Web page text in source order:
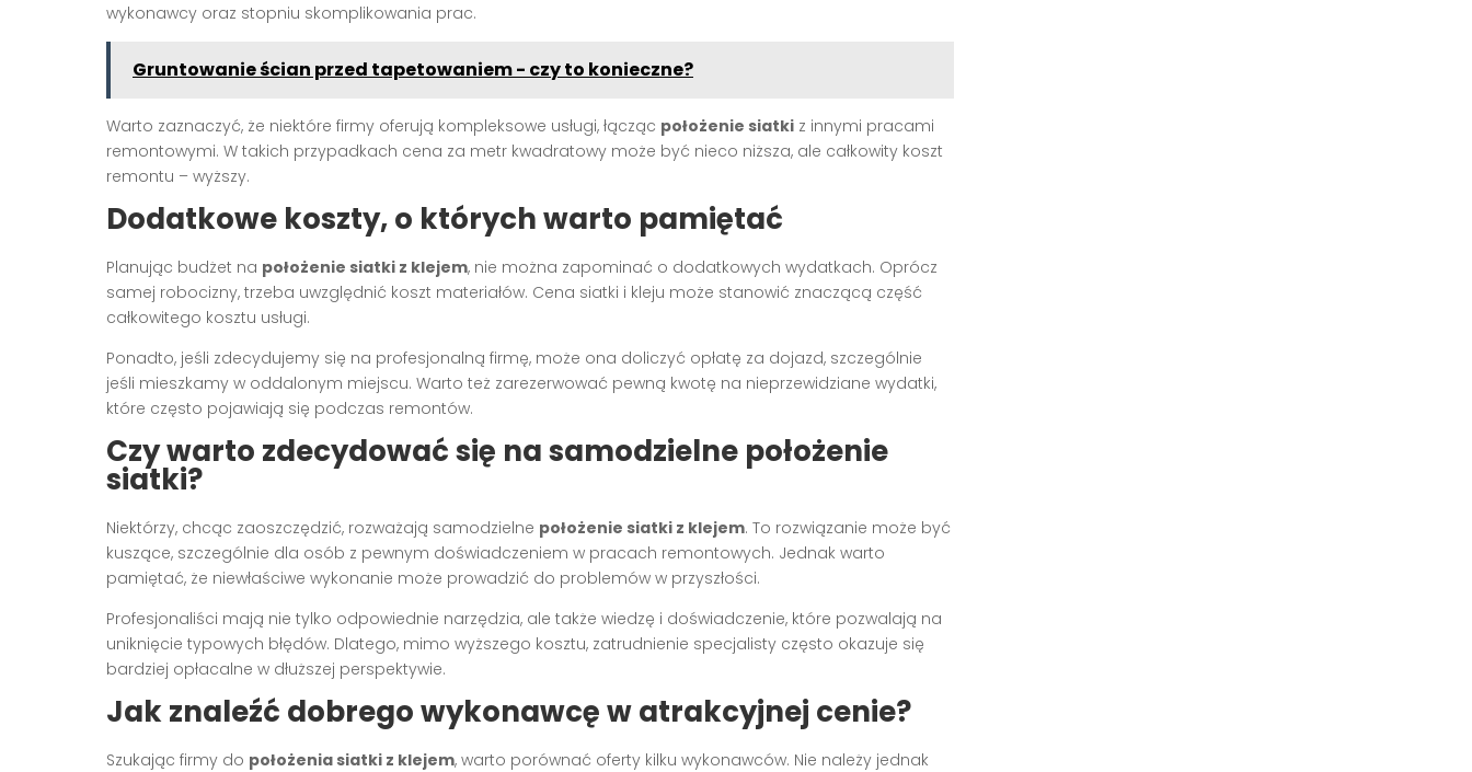
wykonawcy oraz stopniu skomplikowania prac.
Gruntowanie ścian przed tapetowaniem - czy to konieczne?
Warto zaznaczyć, że niektóre firmy oferują kompleksowe usługi, łącząc położenie siatki z innymi pracami
remontowymi. W takich przypadkach cena za metr kwadratowy może być nieco niższa, ale całkowity koszt
remontu – wyższy.
Dodatkowe koszty, o których warto pamiętać
Planując budżet na położenie siatki z klejem, nie można zapominać o dodatkowych wydatkach. Oprócz
samej robocizny, trzeba uwzględnić koszt materiałów. Cena siatki i kleju może stanowić znaczącą część
całkowitego kosztu usługi.
Ponadto, jeśli zdecydujemy się na profesjonalną firmę, może ona doliczyć opłatę za dojazd, szczególnie
jeśli mieszkamy w oddalonym miejscu. Warto też zarezerwować pewną kwotę na nieprzewidziane wydatki,
które często pojawiają się podczas remontów.
Czy warto zdecydować się na samodzielne położenie
siatki?
Niektórzy, chcąc zaoszczędzić, rozważają samodzielne położenie siatki z klejem. To rozwiązanie może być
kuszące, szczególnie dla osób z pewnym doświadczeniem w pracach remontowych. Jednak warto
pamiętać, że niewłaściwe wykonanie może prowadzić do problemów w przyszłości.
Profesjonaliści mają nie tylko odpowiednie narzędzia, ale także wiedzę i doświadczenie, które pozwalają na
uniknięcie typowych błędów. Dlatego, mimo wyższego kosztu, zatrudnienie specjalisty często okazuje się
bardziej opłacalne w dłuższej perspektywie.
Jak znaleźć dobrego wykonawcę w atrakcyjnej cenie?
Szukając firmy do położenia siatki z klejem, warto porównać oferty kilku wykonawców. Nie należy jednak